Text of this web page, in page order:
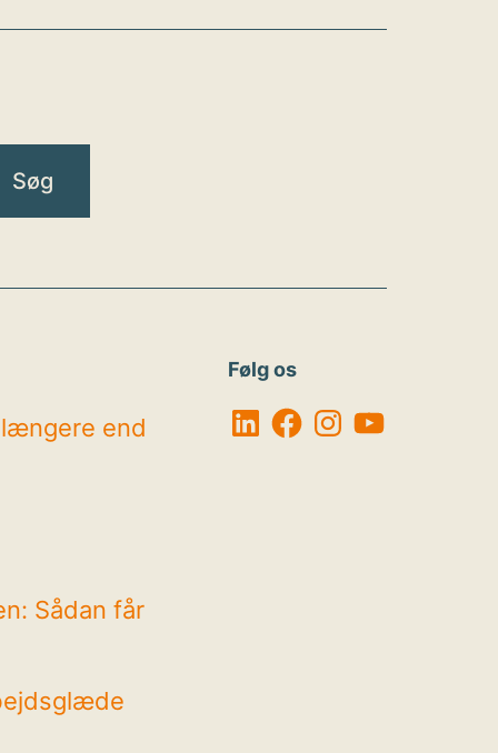
end
Sådan får
Følg os
LinkedIn
Facebook
Instagram
YouTube